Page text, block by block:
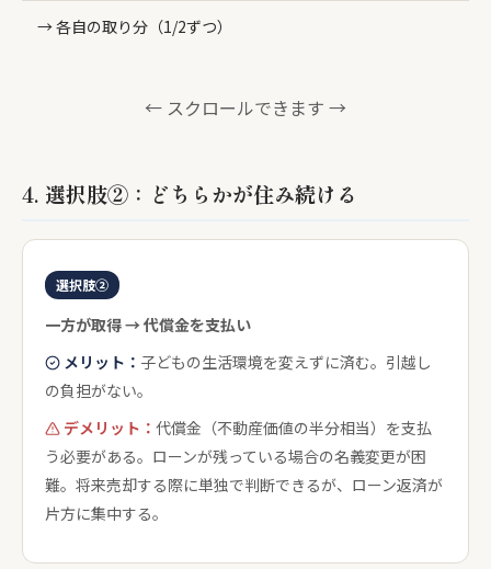
→ 各自の取り分（1/2ずつ）
← スクロールできます →
4. 選択肢②：どちらかが住み続ける
選択肢②
一方が取得 → 代償金を支払い
メリット： 子どもの生活環境を変えずに済む。引越し
の負担がない。
デメリット： 代償金（不動産価値の半分相当）を支払
う必要がある。ローンが残っている場合の名義変更が困
難。将来売却する際に単独で判断できるが、ローン返済が
片方に集中する。